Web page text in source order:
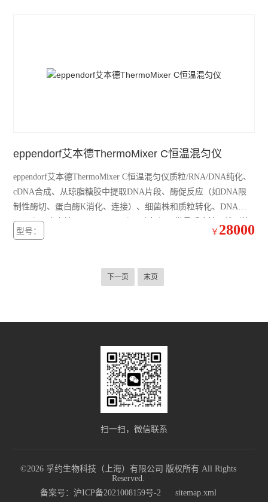
磁力搅拌器
二氧化碳培养箱
浓缩仪
分光光度计
分度计
天平万分之一
eppendorf艾本德ThermoMixer C恒温混匀仪
eppendorf艾本德ThermoMixer C恒温混匀仪质粒/RNA/DNA纯化、
cDNA合成、从琼脂糖胶中提取DNA片段、酶促反应（如DNA限
制性酶切、蛋白酶K消化、连接）、细菌株和质粒转化、DNA、
RNA和蛋白变性、DNA、RNA和蛋白标记，微量反应管、锥形管
和深孔板中的细菌培养、100℃下的裂解反应、PCR反应体系制备
型号： ￥ 28000
下一页 末页
扫一扫，微信联系
©2026 孚约生物科技（上海）有限公司 版权所有 All Rights
Reserved.
备案号：沪ICP备2021008159号-2
sitemap.xml